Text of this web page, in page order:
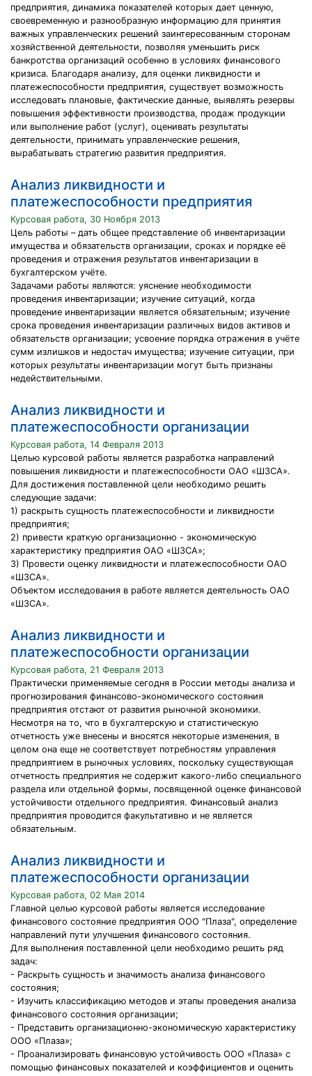
предприятия, динамика показателей которых дает ценную,
своевременную и разнообразную информацию для принятия
важных управленческих решений заинтересованным сторонам
хозяйственной деятельности, позволяя уменьшить риск
банкротства организаций особенно в условиях финансового
кризиса. Благодаря анализу, для оценки ликвидности и
платежеспособности предприятия, существует возможность
исследовать плановые, фактические данные, выявлять резервы
повышения эффективности производства, продаж продукции
или выполнение работ (услуг), оценивать результаты
деятельности, принимать управленческие решения,
вырабатывать стратегию развития предприятия.
Анализ ликвидности и
платежеспособности предприятия
Курсовая работа, 30 Ноября 2013
Цель работы – дать общее представление об инвентаризации
имущества и обязательств организации, сроках и порядке её
проведения и отражения результатов инвентаризации в
бухгалтерском учёте.
Задачами работы являются: уяснение необходимости
проведения инвентаризации; изучение ситуаций, когда
проведение инвентаризации является обязательным; изучение
срока проведения инвентаризации различных видов активов и
обязательств организации; усвоение порядка отражения в учёте
сумм излишков и недостач имущества; изучение ситуации, при
которых результаты инвентаризации могут быть признаны
недействительными.
Анализ ликвидности и
платежеспособности организации
Курсовая работа, 14 Февраля 2013
Целью курсовой работы является разработка направлений
повышения ликвидности и платежеспособности ОАО «ШЗСА».
Для достижения поставленной цели необходимо решить
следующие задачи:
1) раскрыть сущность платежеспособности и ликвидности
предприятия;
2) привести краткую организационно - экономическую
характеристику предприятия ОАО «ШЗСА»;
3) Провести оценку ликвидности и платежеспособности ОАО
«ШЗСА».
Объектом исследования в работе является деятельность ОАО
«ШЗСА».
Анализ ликвидности и
платежеспособности организации
Курсовая работа, 21 Февраля 2013
Практически применяемые сегодня в России методы анализа и
прогнозирования финансово-экономического состояния
предприятия отстают от развития рыночной экономики.
Несмотря на то, что в бухгалтерскую и статистическую
отчетность уже внесены и вносятся некоторые изменения, в
целом она еще не соответствует потребностям управления
предприятием в рыночных условиях, поскольку существующая
отчетность предприятия не содержит какого-либо специального
раздела или отдельной формы, посвященной оценке финансовой
устойчивости отдельного предприятия. Финансовый анализ
предприятия проводится факультативно и не является
обязательным.
Анализ ликвидности и
платежеспособности организации
Курсовая работа, 02 Мая 2014
Главной целью курсовой работы является исследование
финансового состояние предприятия ООО "Плаза", определение
направлений пути улучшения финансового состояния.
Для выполнения поставленной цели необходимо решить ряд
задач:
- Раскрыть сущность и значимость анализа финансового
состояния;
- Изучить классификацию методов и этапы проведения анализа
финансового состояния организации;
- Представить организационно-экономическую характеристику
ООО «Плаза»;
- Проанализировать финансовую устойчивость ООО «Плаза» с
помощью финансовых показателей и коэффициентов и оценить